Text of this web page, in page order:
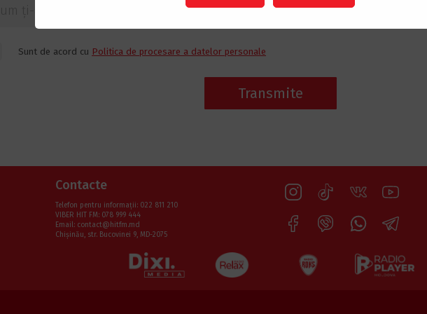
Cum ți-ai întâlnit perechea? Care este povestea voastră de dragoste?
Sunt de acord cu Politica de procesare a datelor personale
Transmite
Contacte
Telefon pentru informaţii: 022 811 210
VIBER HIT FM: 078 999 444
Email: contact@hitfm.md
Chișinău, str. Bucovinei 9, MD-2075